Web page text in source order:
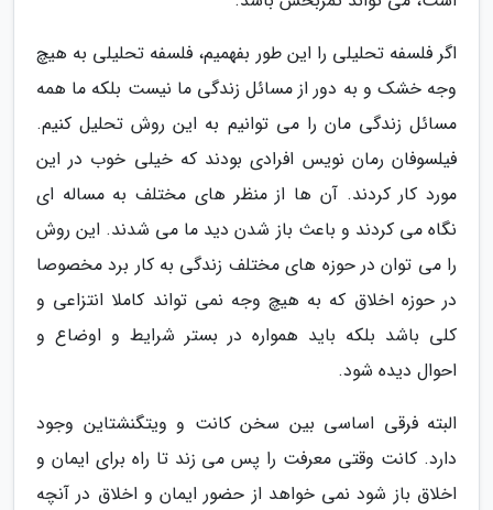
اگر فلسفه تحلیلی را این طور بفهمیم، فلسفه تحلیلی به هیچ
وجه خشک و به دور از مسائل زندگی ما نیست بلکه ما همه
مسائل زندگی مان را می توانیم به این روش تحلیل کنیم.
فیلسوفان رمان نویس افرادی بودند که خیلی خوب در این
مورد کار کردند. آن ها از منظر های مختلف به مساله ای
نگاه می کردند و باعث باز شدن دید ما می شدند. این روش
را می توان در حوزه های مختلف زندگی به کار برد مخصوصا
در حوزه اخلاق که به هیچ وجه نمی تواند کاملا انتزاعی و
کلی باشد بلکه باید همواره در بستر شرایط و اوضاع و
احوال دیده شود.
البته فرقی اساسی بین سخن کانت و ویتگنشتاین وجود
دارد. کانت وقتی معرفت را پس می زند تا راه برای ایمان و
اخلاق باز شود نمی خواهد از حضور ایمان و اخلاق در آنچه